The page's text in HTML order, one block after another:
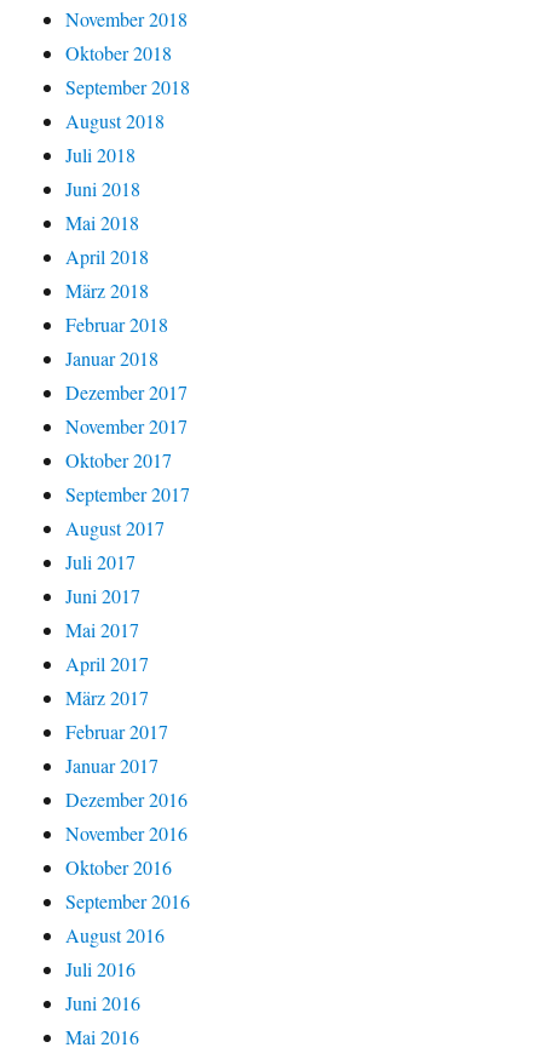
November 2018
Oktober 2018
September 2018
August 2018
Juli 2018
Juni 2018
Mai 2018
April 2018
März 2018
Februar 2018
Januar 2018
Dezember 2017
November 2017
Oktober 2017
September 2017
August 2017
Juli 2017
Juni 2017
Mai 2017
April 2017
März 2017
Februar 2017
Januar 2017
Dezember 2016
November 2016
Oktober 2016
September 2016
August 2016
Juli 2016
Juni 2016
Mai 2016